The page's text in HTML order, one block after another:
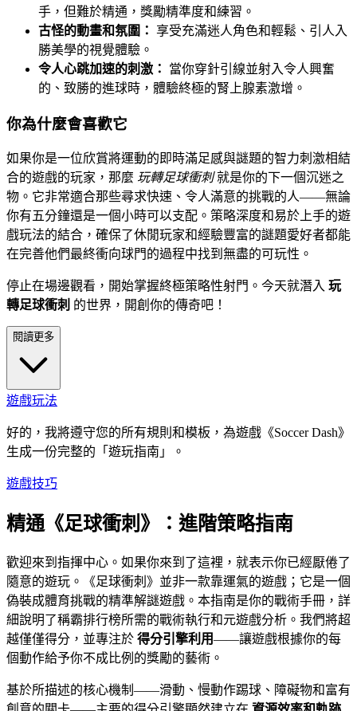
手，但難於精通，獎勵精準度和練習。
古怪的動畫和氛圍： 享受充滿迷人角色和輕鬆、引人入
勝美學的視覺體驗。
令人心跳加速的刺激：
當你穿針引線並射入令人興奮
的、致勝的進球時，體驗終極的腎上腺素激增。
你為什麼會喜歡它
如果你是一位欣賞將運動的即時滿足感與謎題的智力刺激相結
合的遊戲的玩家，那麼 玩轉足球衝刺就是你的下一個沉迷之
物。它非常適合那些尋求快速、令人滿意的挑戰的人——無論
你有五分鐘還是一個小時可以支配。策略深度和易於上手的遊
戲玩法的結合，確保了休閒玩家和經驗豐富的謎題愛好者都能
在完善他們最終衝向球門的過程中找到無盡的可玩性。
停止在場邊觀看，開始掌握終極策略性射門。今天就潛入 玩
轉足球衝刺 的世界，開創你的傳奇吧！
閱讀更多
遊戲玩法
好的，我將遵守您的所有規則和模板，為遊戲《Soccer Dash》
生成一份完整的「遊玩指南」。
遊戲技巧
精通《足球衝刺》：進階策略指南
歡迎來到指揮中心。如果你來到了這裡，就表示你已經厭倦了
隨意的遊玩。《足球衝刺》並非一款靠運氣的遊戲；它是一個
偽裝成體育挑戰的精準解謎遊戲。本指南是你的戰術手冊，詳
細說明了稱霸排行榜所需的戰術執行和元遊戲分析。我們將超
越僅僅得分，並專注於 得分引擎利用——讓遊戲根據你的每
個動作給予你不成比例的獎勵的藝術。
基於所描述的核心機制——滑動、慢動作踢球、障礙物和富有